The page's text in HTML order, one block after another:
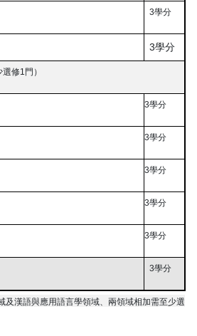
3學分
3學分
選修1 門）
3學分
3學分
3學分
3學分
3學分
3學分
及漢語與應用語言學領域、兩領域相加需至少選